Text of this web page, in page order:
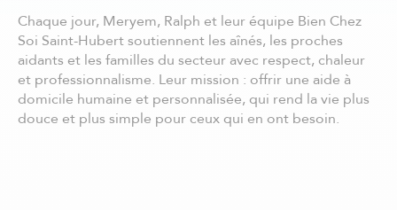
Deux-Montagnes
Dollard-des-Ormeaux
Dorval
Drummondville
Gatineau - centre ville
Chaque jour, Meryem, Ralph et leur équipe Bien Chez
Soi Saint-Hubert soutiennent les aînés, les proches
aidants et les familles du secteur avec respect, chaleur
et professionnalisme. Leur mission : offrir une aide à
domicile humaine et personnalisée, qui rend la vie plus
douce et plus simple pour ceux qui en ont besoin.